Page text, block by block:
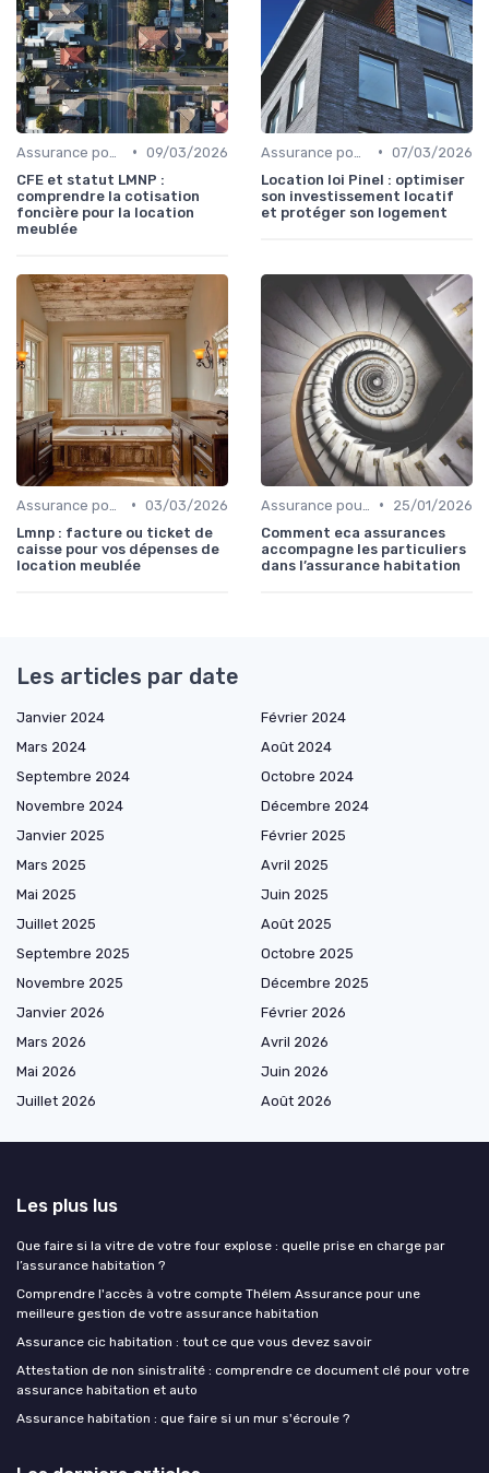
• 09/03/2026
CFE et statut LMNP :
comprendre la cotisation
foncière pour la location
meublée
• 07/03/2026
Location loi Pinel : optimiser
son investissement locatif
et protéger son logement
• 03/03/2026
Lmnp : facture ou ticket de
caisse pour vos dépenses de
location meublée
•
25/01/2026
Comment eca assurances
accompagne les particuliers
dans l’assurance habitation
Les articles par date
Janvier 2024
Février 2024
Mars 2024
Août 2024
Septembre 2024
Octobre 2024
Novembre 2024
Décembre 2024
Janvier 2025
Février 2025
Mars 2025
Avril 2025
Mai 2025
Juin 2025
Juillet 2025
Août 2025
Septembre 2025
Octobre 2025
Novembre 2025
Décembre 2025
Janvier 2026
Février 2026
Mars 2026
Avril 2026
Mai 2026
Juin 2026
Juillet 2026
Août 2026
Les plus lus
Que faire si la vitre de votre four explose : quelle prise en charge par
l’assurance habitation ?
Comprendre l'accès à votre compte Thélem Assurance pour une
meilleure gestion de votre assurance habitation
Assurance cic habitation : tout ce que vous devez savoir
Attestation de non sinistralité : comprendre ce document clé pour votre
assurance habitation et auto
Assurance habitation : que faire si un mur s'écroule ?